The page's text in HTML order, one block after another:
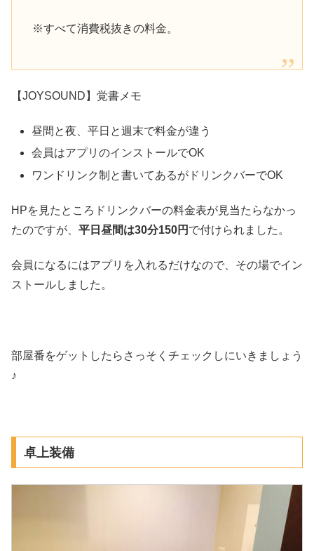
※すべて消費税抜きの料金。
【JOYSOUND】覚書メモ
昼間と夜、平日と週末で料金が違う
会員はアプリのインストールでOK
ワンドリンク制と書いてあるがドリンクバーでOK
HPを見たところドリンクバーの料金表が見当たらなかっ
たのですが、 平日昼間は30分150円 で付けられました。
会員になるにはアプリを入れるだけなので、その場でイン
ストールしました。
部屋番をゲットしたらさっそくチェックしにいきましょう
♪
卓上装備